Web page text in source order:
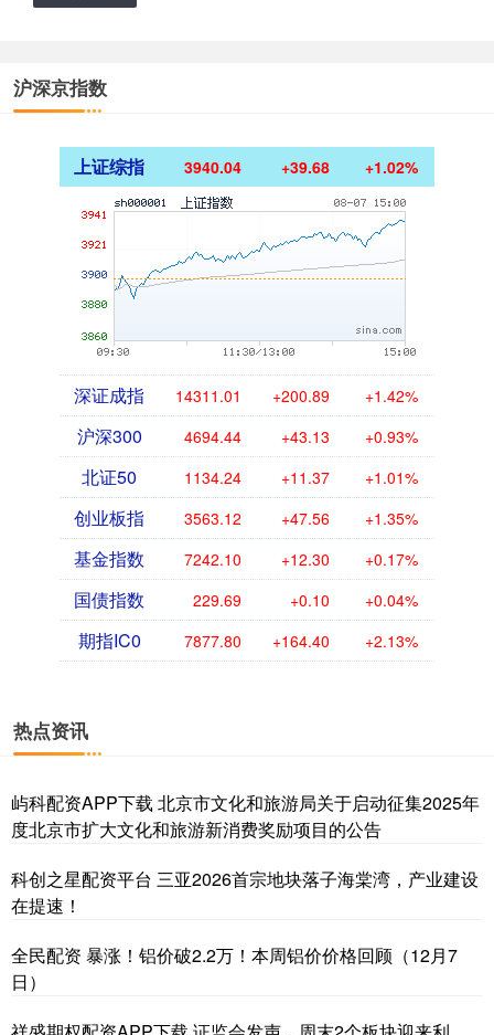
沪深京指数
上证综指 3940.04 +39.68 +1.02%
深证成指 14311.01 +200.89 +1.42%
沪深300 4694.44 +43.13 +0.93%
北证50 1134.24 +11.37 +1.01%
创业板指 3563.12 +47.56 +1.35%
基金指数 7242.10 +12.30 +0.17%
国债指数 229.69 +0.10 +0.04%
期指IC0 7877.80 +164.40 +2.13%
热点资讯
屿科配资APP下载 北京市文化和旅游局关于启动征集2025年
度北京市扩大文化和旅游新消费奖励项目的公告
科创之星配资平台 三亚2026首宗地块落子海棠湾，产业建设
在提速！
全民配资 暴涨！铝价破2.2万！本周铝价价格回顾（12月7
日）